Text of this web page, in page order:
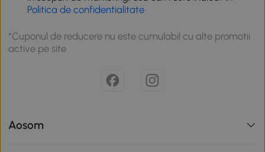
Politica de confidentialitate
*Cuponul de reducere nu este cumulabil cu alte promotii
active pe site
Aosom